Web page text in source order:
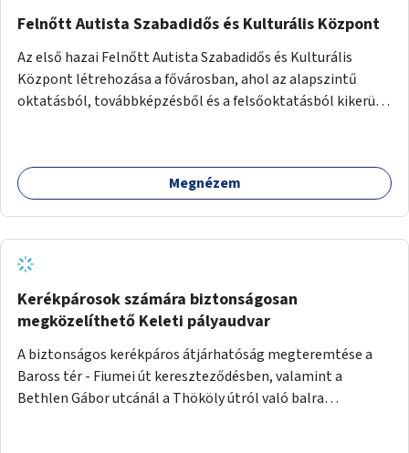
Felnőtt Autista Szabadidős és Kulturális Központ
Az első hazai Felnőtt Autista Szabadidős és Kulturális
Központ létrehozása a fővárosban, ahol az alapszintű
oktatásból, továbbképzésből és a felsőoktatásból kikerülő
Megnézem
Kerékpárosok számára biztonságosan
megközelíthető Keleti pályaudvar
A biztonságos kerékpáros átjárhatóság megteremtése a
Baross tér - Fiumei út kereszteződésben, valamint a
Bethlen Gábor utcánál a Thököly útról való balra